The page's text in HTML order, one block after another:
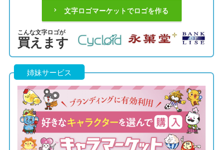
文字ロゴマーケットでロゴを作る
こんな文字ロゴが
買えます
姉妹サービス